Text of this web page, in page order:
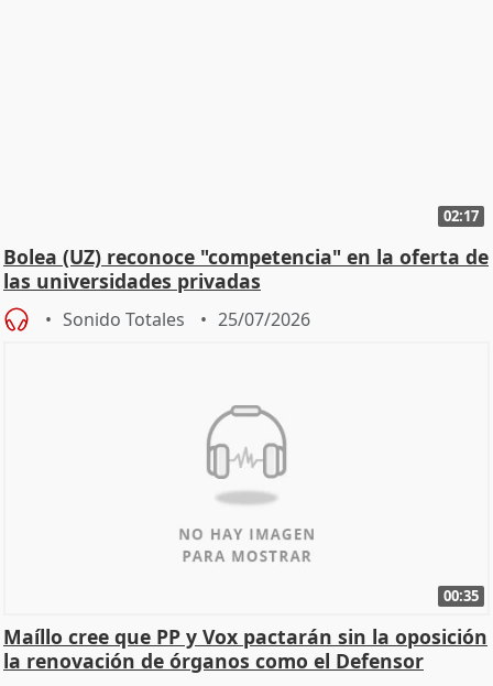
02:17
Bolea (UZ) reconoce "competencia" en la oferta de
las universidades privadas
Sonido Totales 25/07/2026
00:35
Maíllo cree que PP y Vox pactarán sin la oposición
la renovación de órganos como el Defensor